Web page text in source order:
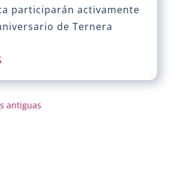
participarán activamente
de Ternera
antiguas